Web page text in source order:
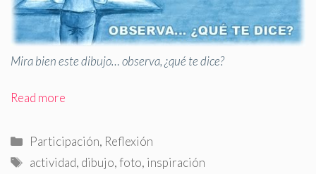
Mira bien este dibujo… observa, ¿qué te dice?
Read more
Categorías
Participación, Reflexión
Etiquetas
actividad, dibujo,foto, inspiración